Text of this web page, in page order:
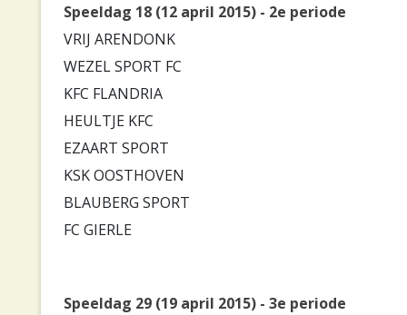
Speeldag 18 (12 april 2015) - 2e periode
VRIJ ARENDONK
WEZEL SPORT FC
KFC FLANDRIA
HEULTJE KFC
EZAART SPORT
KSK OOSTHOVEN
BLAUBERG SPORT
FC GIERLE
Speeldag 29 (19 april 2015) - 3e periode